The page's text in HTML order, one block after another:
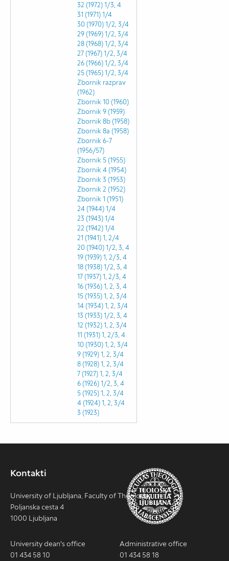
32 (1972)1/3, 4
31 (1971)1/4
30 (1970)1/2, 3/4
29 (1969)1/2, 3/4
28 (1968)1/2, 3/4
27 (1967)1/2, 3/4
26 (1966)1/2, 3/4
25 (1965)1/2, 3/4
Zbornik razprav
(1962)
Zbornik 10 (1960)
Zbornik 9 (1959)
Zbornik 8b (1958)
Zbornik 8a (1958)
Zbornik 6-7
(1956/57)
Zbornik 5 (1955)
Zbornik 4 (1954)
Zbornik 3 (1953)
Zbornik 2 (1952)
Zbornik 1 (1951)
24 (1944)1/4
23 (1943)1/4
22 (1942)1/4
21 (1941)1, 2/4
20 (1940)1/2, 3, 4
19 (1939)1, 2/3, 4
18 (1938)1/2, 3, 4
17 (1937)1, 2/3, 4
16 (1936)1, 2, 3, 4
15 (1935)1, 2, 3/4
14 (1934)1, 2, 3/4
13 (1933)1/2, 3, 4
12 (1932)1, 2, 3/4
11 (1931)1, 2/3, 4
10 (1930)1, 2, 3/4
9 (1929)1, 2, 3/4
8 (1928)1, 2, 3/4
7 (1927)1, 2, 3/4
6 (1926)1/2, 3, 4
5 (1925)1, 2, 3/4
4 (1924)1, 2, 3/4
3 (1923)
Kontakti
University of Ljubljana, Faculty of Theology
Poljanska cesta 4
1000 Ljubljana
University dean's office
01 434 58 10
Administrative office
01 434 58 18